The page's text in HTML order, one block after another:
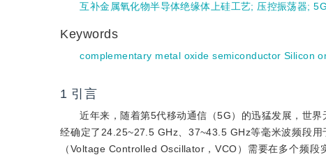
互补金属氧化物半导体绝缘体上硅工艺; 压控振荡器;
Keywords
complementary metal oxide semiconductor Silicon
1 引言
近年来，随着第5代移动通信（5G）的迅猛发展，世
经确定了24.25~27.5 GHz、37~43.5 GHz等毫米波频段用
（Voltage Controlled Oscillator，VCO）需要在多个频